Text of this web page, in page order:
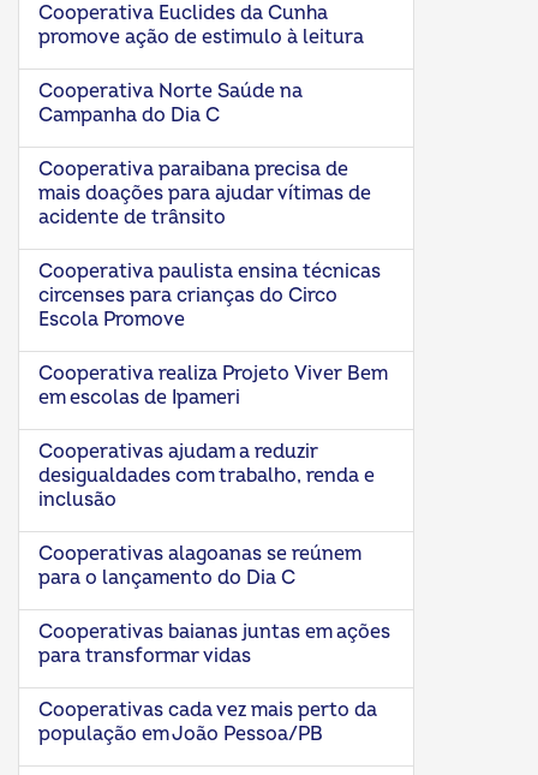
Cooperativa Euclides da Cunha
promove ação de estimulo à leitura
Cooperativa Norte Saúde na
Campanha do Dia C
Cooperativa paraibana precisa de
mais doações para ajudar vítimas de
acidente de trânsito
Cooperativa paulista ensina técnicas
circenses para crianças do Circo
Escola Promove
Cooperativa realiza Projeto Viver Bem
em escolas de Ipameri
Cooperativas ajudam a reduzir
desigualdades com trabalho, renda e
inclusão
Cooperativas alagoanas se reúnem
para o lançamento do Dia C
Cooperativas baianas juntas em ações
para transformar vidas
Cooperativas cada vez mais perto da
população em João Pessoa/PB